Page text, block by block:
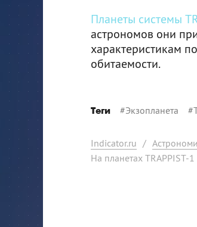
Планеты системы
астрономов они
характеристикам
обитаемости.
Теги #Экзопланета #
Indicator.ru /
На планетах TRAPPIST-